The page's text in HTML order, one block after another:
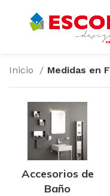
Inicio Medidas en
Accesorios de
Baño